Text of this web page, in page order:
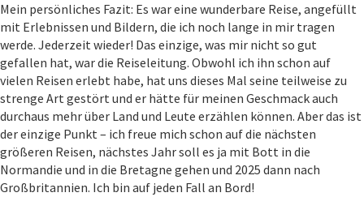
Mein persönliches Fazit: Es war eine wunderbare Reise, angefüllt
mit Erlebnissen und Bildern, die ich noch lange in mir tragen
werde. Jederzeit wieder! Das einzige, was mir nicht so gut
gefallen hat, war die Reiseleitung. Obwohl ich ihn schon auf
vielen Reisen erlebt habe, hat uns dieses Mal seine teilweise zu
strenge Art gestört und er hätte für meinen Geschmack auch
durchaus mehr über Land und Leute erzählen können. Aber das ist
der einzige Punkt – ich freue mich schon auf die nächsten
größeren Reisen, nächstes Jahr soll es ja mit Bott in die
Normandie und in die Bretagne gehen und 2025 dann nach
Großbritannien. Ich bin auf jeden Fall an Bord!